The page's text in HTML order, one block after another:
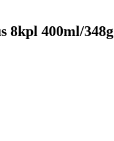
8kpl 400ml/348g